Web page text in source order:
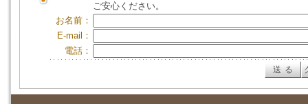
ご安心ください。
お名前：
E-mail：
電話：